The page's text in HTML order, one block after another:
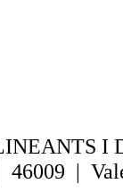
I
46009 |